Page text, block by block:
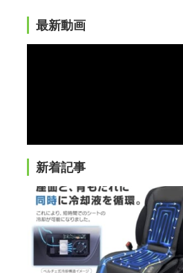
最新動画
新着記事